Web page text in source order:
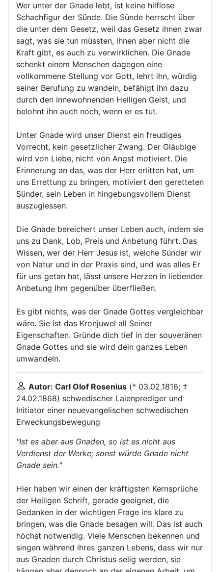
Wer unter der Gnade lebt, ist keine hilflose
Schachfigur der Sünde. Die Sünde herrscht über
die unter dem Gesetz, weil das Gesetz ihnen zwar
sagt, was sie tun müssten, ihnen aber nicht die
Kraft gibt, es auch zu verwirklichen. Die Gnade
schenkt einem Menschen dagegen eine
vollkommene Stellung vor Gott, lehrt ihn, würdig
seiner Berufung zu wandeln, befähigt ihn dazu
durch den innewohnenden Heiligen Geist, und
belohnt ihn auch noch, wenn er es tut.
Unter Gnade wird unser Dienst ein freudiges
Vorrecht, kein gesetzlicher Zwang. Der Gläubige
wird von Liebe, nicht von Angst motiviert. Die
Erinnerung an das, was der Herr erlitten hat, um
uns Errettung zu bringen, motiviert den geretteten
Sünder, sein Leben in hingebungsvollem Dienst
auszugiessen.
Die Gnade bereichert unser Leben auch, indem sie
uns zu Dank, Lob, Preis und Anbetung führt. Das
Wissen, wer der Herr Jesus ist, welche Sünder wir
von Natur und in der Praxis sind, und was alles Er
für uns getan hat, lässt unsere Herzen in liebender
Anbetung Ihm gegenüber überfließen.
Es gibt nichts, was der Gnade Gottes vergleichbar
wäre. Sie ist das Kronjuwel all Seiner
Eigenschaften. Gründe dich tief in der souveränen
Gnade Gottes und sie wird dein ganzes Leben
umwandeln.
Autor: Carl Olof Rosenius (* 03.02.1816; †
24.02.1868) schwedischer Laienprediger und
Initiator einer neuevangelischen schwedischen
Erweckungsbewegung
"Ist es aber aus Gnaden, so ist es nicht aus
Verdienst der Werke; sonst würde Gnade nicht
Gnade sein."
Hier haben wir einen der kräftigsten Kernsprüche
der Heiligen Schrift, gerade geeignet, die
Gedanken in der wichtigen Frage ins klare zu
bringen, was die Gnade besagen will. Das ist auch
höchst notwendig. Viele Menschen bekennen und
singen während ihres ganzen Lebens, dass wir nur
aus Gnaden durch Christus selig werden, sie